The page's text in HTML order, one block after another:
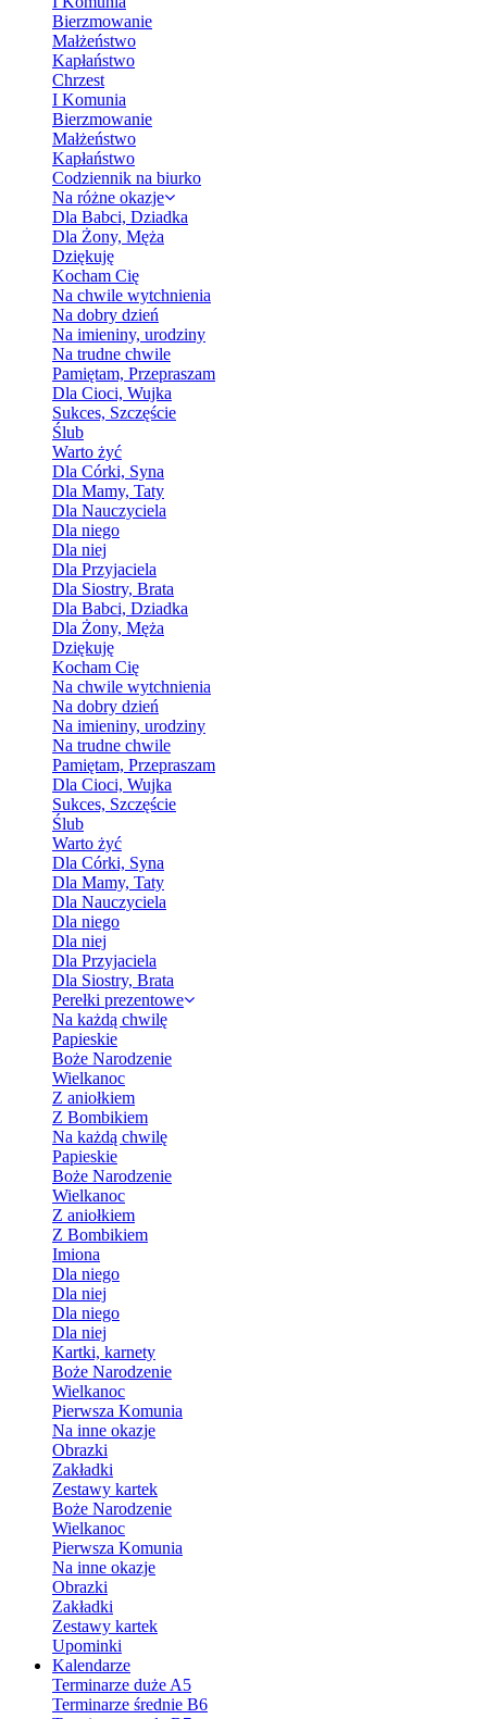
Bierzmowanie
Małżeństwo
Kapłaństwo
Chrzest
I Komunia
Bierzmowanie
Małżeństwo
Kapłaństwo
Codziennik na biurko
Na różne okazje
Dla Babci, Dziadka
Dla Żony, Męża
Dziękuję
Kocham Cię
Na chwile wytchnienia
Na dobry dzień
Na imieniny, urodziny
Na trudne chwile
Pamiętam, Przepraszam
Dla Cioci, Wujka
Sukces, Szczęście
Ślub
Warto żyć
Dla Córki, Syna
Dla Mamy, Taty
Dla Nauczyciela
Dla niego
Dla niej
Dla Przyjaciela
Dla Siostry, Brata
Dla Babci, Dziadka
Dla Żony, Męża
Dziękuję
Kocham Cię
Na chwile wytchnienia
Na dobry dzień
Na imieniny, urodziny
Na trudne chwile
Pamiętam, Przepraszam
Dla Cioci, Wujka
Sukces, Szczęście
Ślub
Warto żyć
Dla Córki, Syna
Dla Mamy, Taty
Dla Nauczyciela
Dla niego
Dla niej
Dla Przyjaciela
Dla Siostry, Brata
Perełki prezentowe
Na każdą chwilę
Papieskie
Boże Narodzenie
Wielkanoc
Z aniołkiem
Z Bombikiem
Na każdą chwilę
Papieskie
Boże Narodzenie
Wielkanoc
Z aniołkiem
Z Bombikiem
Imiona
Dla niego
Dla niej
Dla niego
Dla niej
Kartki, karnety
Boże Narodzenie
Wielkanoc
Pierwsza Komunia
Na inne okazje
Obrazki
Zakładki
Zestawy kartek
Boże Narodzenie
Wielkanoc
Pierwsza Komunia
Na inne okazje
Obrazki
Zakładki
Zestawy kartek
Upominki
Kalendarze
Terminarze duże A5
Terminarze średnie B6